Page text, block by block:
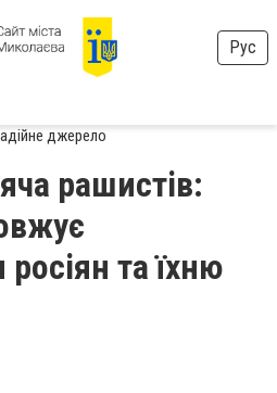
Рус
джерело
рашистів:
росіян та їхню